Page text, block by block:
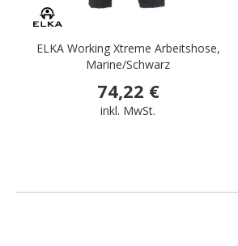
ELKA Working Xtreme Arbeitshose,
Marine/Schwarz
74,22 €
inkl. MwSt.